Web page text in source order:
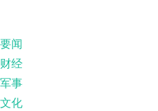
要闻
财经
军事
文化